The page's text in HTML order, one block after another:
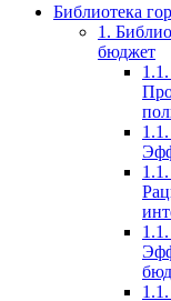
Библиотека
1.
бюджет